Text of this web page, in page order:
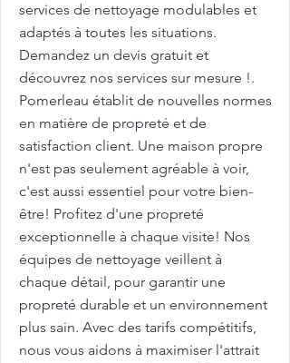
services de nettoyage modulables et
adaptés à toutes les situations.
Demandez un devis gratuit et
découvrez nos services sur mesure !.
Pomerleau établit de nouvelles normes
en matière de propreté et de
satisfaction client. Une maison propre
n'est pas seulement agréable à voir,
c'est aussi essentiel pour votre bien-
être! Profitez d'une propreté
exceptionnelle à chaque visite! Nos
équipes de nettoyage veillent à
chaque détail, pour garantir une
propreté durable et un environnement
plus sain. Avec des tarifs compétitifs,
nous vous aidons à maximiser l'attrait